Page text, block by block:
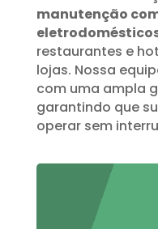
manutenção
restaurantes e
lojas. Nossa
com uma ampla
garantindo que
operar sem